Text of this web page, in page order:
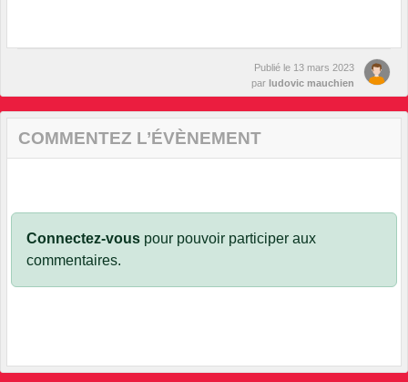
Publié le 13 mars 2023
par ludovic mauchien
COMMENTEZ L’ÉVÈNEMENT
Connectez-vous pour pouvoir participer aux
commentaires.